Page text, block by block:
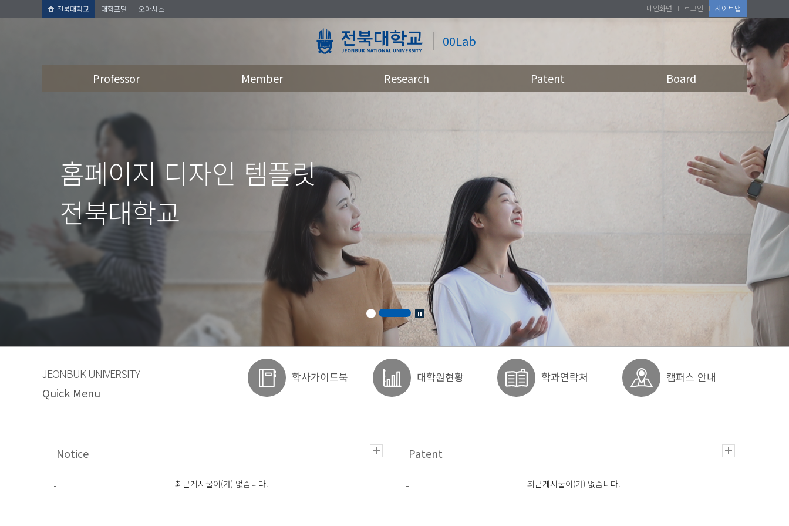
전북대학교 대학포털 오아시스
00Lab
메인화면 로그인 사이트맵
Professor Member Research Patent Board
홈페이지 디자인 템플릿
전북대학교
JEONBUK UNIVERSITY
Quick Menu
학사가이드북 대학원현황 학과연락처 캠퍼스 안내
최근게시물이(가) 없습니다. 최근게시물이(가) 없습니다.